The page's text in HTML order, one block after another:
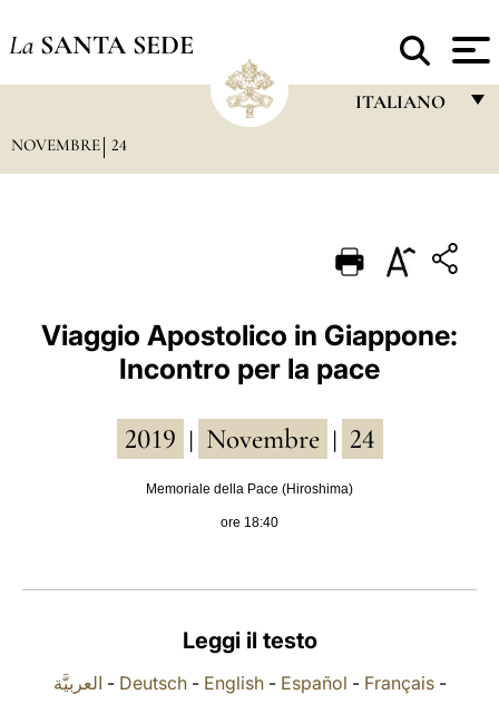
La SANTA SEDE
ITALIANO
PORTUGUÊS
DEUTSCH
العربيّة
NOVEMBRE 24
Viaggio Apostolico in Giappone:
Incontro per la pace
2019 Novembre 24
Memoriale della Pace (Hiroshima)
ore 18:40
Leggi il testo
العربيَّة - Deutsch- English- Español - Français-